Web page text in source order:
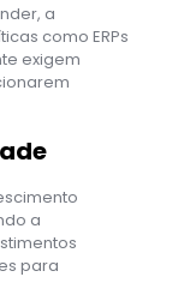
a
como ERPs
exigem
a
para